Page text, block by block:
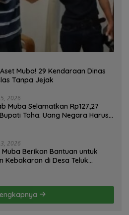
Muba! 29 Kendaraan Dinas
Tanpa Jejak
2026
Muba Selamatkan Rp127,27
Toha: Uang Negara Harus
2026
Berikan Bantuan untuk
Kebakaran di Desa Teluk